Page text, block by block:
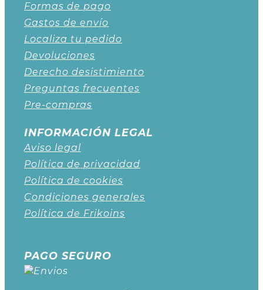
Formas de pago
Gastos de envío
Localiza tu pedido
Devoluciones
Derecho desistimiento
Preguntas frecuentes
Pre-compras
INFORMACIÓN LEGAL
Aviso legal
Política de privacidad
Política de cookies
Condiciones generales
Política de Frikoins
PAGO SEGURO